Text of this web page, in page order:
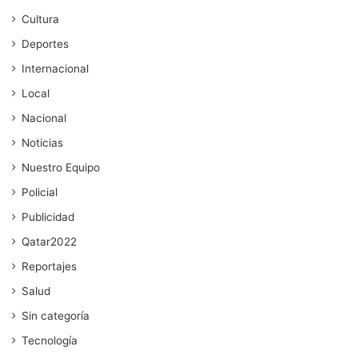
Cultura
Deportes
Internacional
Local
Nacional
Noticias
Nuestro Equipo
Policial
Publicidad
Qatar2022
Reportajes
Salud
Sin categoría
Tecnología